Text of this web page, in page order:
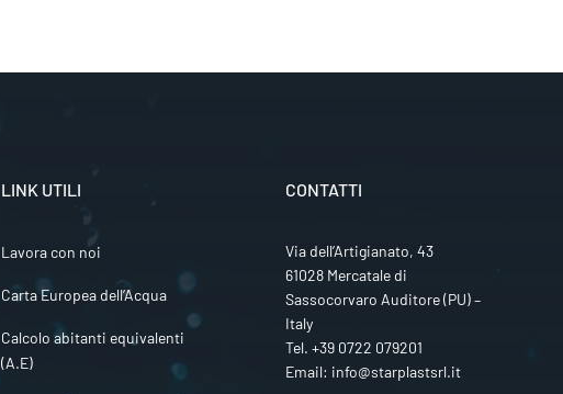
LINK UTILI
Lavora con noi
Carta Europea dell’Acqua
Calcolo abitanti equivalenti
(A.E)
CONTATTI
Via dell’Artigianato, 43
61028 Mercatale di
Sassocorvaro Auditore (PU) –
Italy
Tel. +39 0722 079201
Email: info@starplastsrl.it